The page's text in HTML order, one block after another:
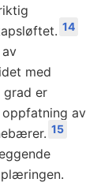
14
med
grad er
av
15